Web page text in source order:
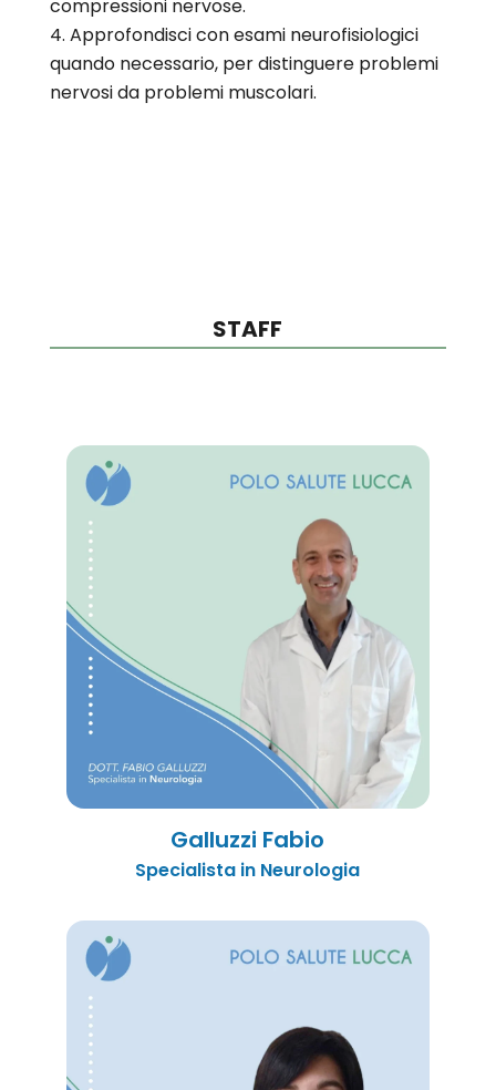
compressioni nervose.
Approfondisci con esami neurofisiologici
quando necessario, per distinguere problemi
nervosi da problemi muscolari.
STAFF
Galluzzi Fabio
Specialista in Neurologia